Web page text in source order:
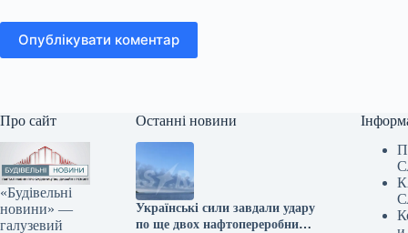
Опублікувати коментар
Про сайт
«Будівельні
новини» —
галузевий
Останні новини
Українські сили завдали удару
по ще двох нафтопереробних